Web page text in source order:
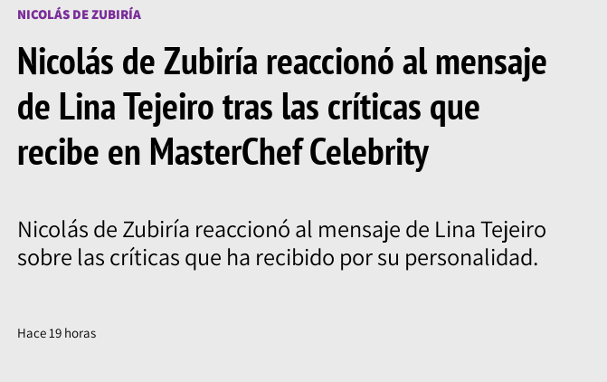
NICOLÁS DE ZUBIRÍA
Nicolás de Zubiría reaccionó al mensaje
de Lina Tejeiro tras las críticas que
recibe en MasterChef Celebrity
Nicolás de Zubiría reaccionó al mensaje de Lina Tejeiro
sobre las críticas que ha recibido por su personalidad.
Hace 19 horas